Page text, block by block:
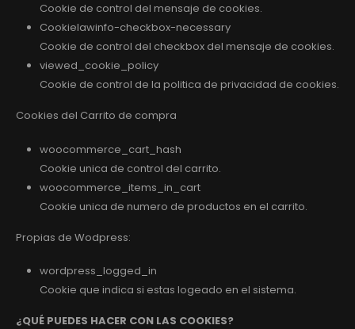
Cookie de control del mensaje de cookies.
Cookielawinfo-checkbox-necessary
Cookie de control del checkbox del mensaje de cookies.
viewed_cookie_policy
Cookie de control de la politica de privacidad de cookies.
Cookies del Carrito de compra
woocommerce_cart_hash
Cookie unica de control del carrito.
woocommerce_items_in_cart
Cookie unica de numero de productos en el carrito.
Propias de Wodpress:
wordpress_logged_in
Cookie que indica si estas logeado en el sistema.
¿QUÉ PUEDES HACER CON LAS COOKIES?